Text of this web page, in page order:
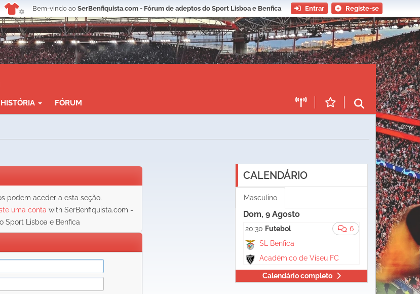
Bem-vindo ao SerBenfiquista.com - Fórum de adeptos do Sport Lisboa e Benfica. Entrar Registe-se
HISTÓRIA FÓRUM
podem aceder a esta seção.
uma conta with SerBenfiquista.com -
Sport Lisboa e Benfica
CALENDÁRIO
Masculino
Dom, 9 Agosto
6
20:30 Futebol
SL Benfica
Académico de Viseu FC
Calendário completo